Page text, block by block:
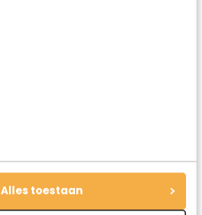
Alles toestaan